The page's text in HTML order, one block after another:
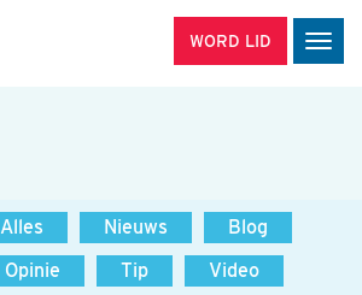
WORD LID
Alles Nieuws
Blog
Opinie Tip
Video